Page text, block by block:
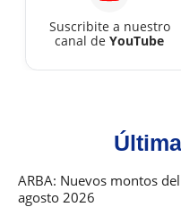
Suscribite a nuestro
canal de YouTube
ARBA: Nuevos montos
agosto 2026